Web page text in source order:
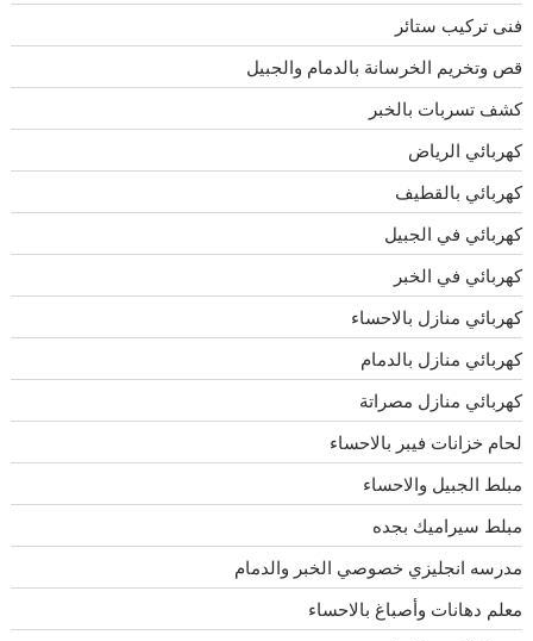
فنى تركيب ستائر
قص وتخريم الخرسانة بالدمام والجبيل
كشف تسربات بالخبر
كهربائي الرياض
كهربائي بالقطيف
كهربائي في الجبيل
كهربائي في الخبر
كهربائي منازل بالاحساء
كهربائي منازل بالدمام
كهربائي منازل مصراتة
لحام خزانات فيبر بالاحساء
مبلط الجبيل والاحساء
مبلط سيراميك بجده
مدرسه انجليزي خصوصي الخبر والدمام
معلم دهانات وأصباغ بالاحساء